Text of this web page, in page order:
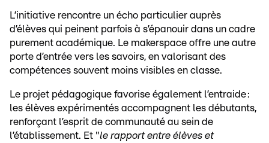
L’initiative rencontre un écho particulier auprès
d’élèves qui peinent parfois à s’épanouir dans un cadre
purement académique. Le makerspace offre une autre
porte d’entrée vers les savoirs, en valorisant des
compétences souvent moins visibles en classe.
Le projet pédagogique favorise également l’entraide :
les élèves expérimentés accompagnent les débutants,
renforçant l’esprit de communauté au sein de
l’établissement. Et "le rapport entre élèves et